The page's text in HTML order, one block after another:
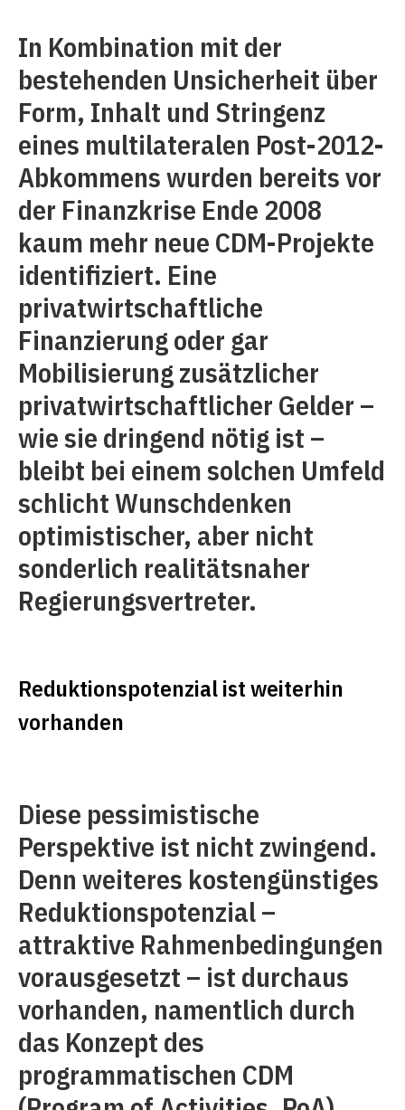
In Kombination mit der
bestehenden Unsicherheit über
Form, Inhalt und Stringenz
eines multilateralen Post-2012-
Abkommens wurden bereits vor
der Finanzkrise Ende 2008
kaum mehr neue CDM-Projekte
identifiziert. Eine
privatwirtschaftliche
Finanzierung oder gar
Mobilisierung zusätzlicher
privatwirtschaftlicher Gelder –
wie sie dringend nötig ist –
bleibt bei einem solchen Umfeld
schlicht Wunschdenken
optimistischer, aber nicht
sonderlich realitätsnaher
Regierungsvertreter.
Reduktionspotenzial ist weiterhin
vorhanden
Diese pessimistische
Perspektive ist nicht zwingend.
Denn weiteres kostengünstiges
Reduktionspotenzial –
attraktive Rahmenbedingungen
vorausgesetzt – ist durchaus
vorhanden, namentlich durch
das Konzept des
programmatischen CDM